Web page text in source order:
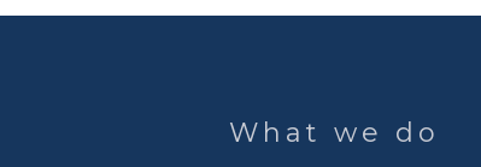
What we do